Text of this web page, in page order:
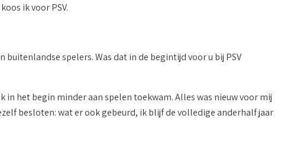
ik voor PSV.
buitenlandse spelers. Was dat in de begintijd voor u bij PSV
het begin minder aan spelen toekwam. Alles was nieuw voor mij
besloten: wat er ook gebeurd, ik blijf de volledige anderhalf jaar